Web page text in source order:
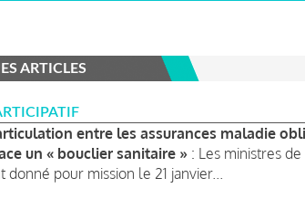
ARTICLES
entre les assurances maladie
un « bouclier sanitaire » : Les ministres
donné pour mission le 21 janvier...